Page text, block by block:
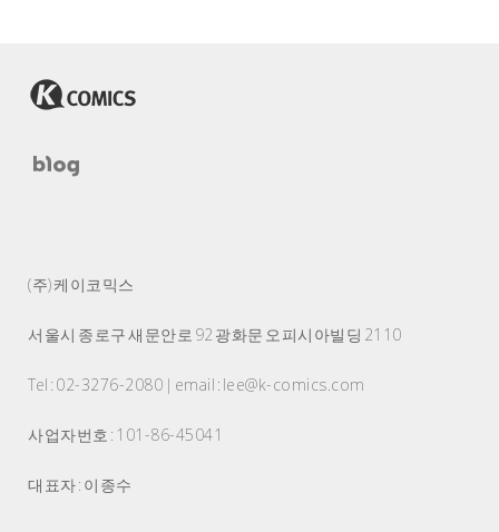
(주) 케이코믹스
서울시 종로구 새문안로 92 광화문 오피시아빌딩 2110
Tel : 02-3276-2080 | email : lee@k-comics.com
사업자번호 : 101-86-45041
대표자 : 이종수